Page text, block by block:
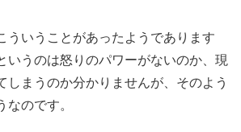
ういうことがあったようであります
いうのは怒りのパワーがないのか、現
しまうのか分かりませんが、そのよう
なのです。